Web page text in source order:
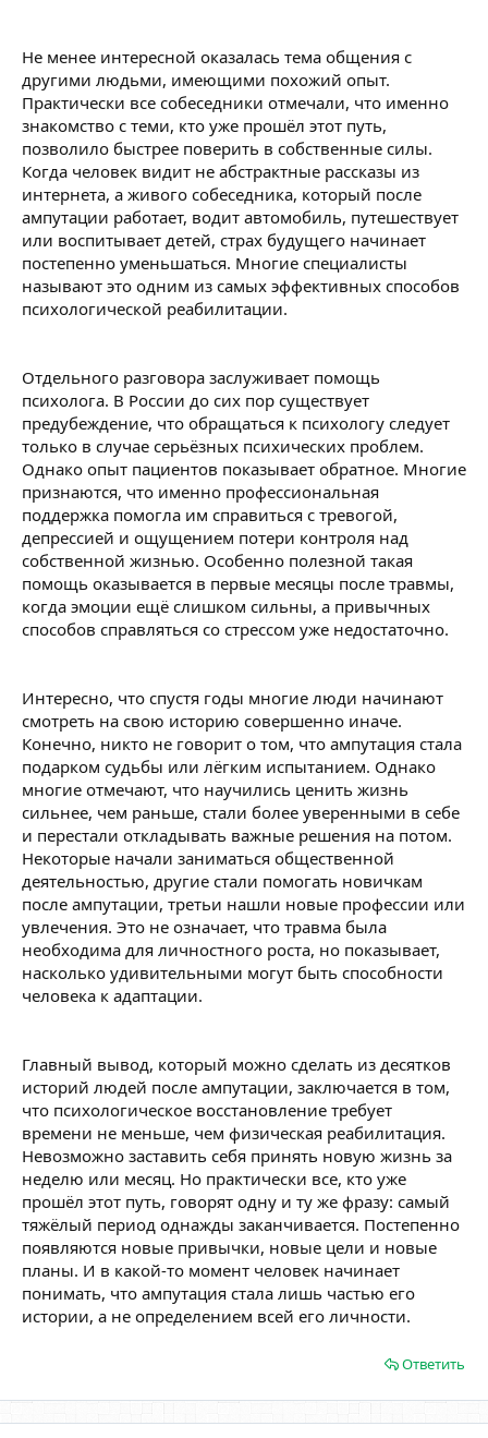
Не менее интересной оказалась тема общения с
другими людьми, имеющими похожий опыт.
Практически все собеседники отмечали, что именно
знакомство с теми, кто уже прошёл этот путь,
позволило быстрее поверить в собственные силы.
Когда человек видит не абстрактные рассказы из
интернета, а живого собеседника, который после
ампутации работает, водит автомобиль, путешествует
или воспитывает детей, страх будущего начинает
постепенно уменьшаться. Многие специалисты
называют это одним из самых эффективных способов
психологической реабилитации.
Отдельного разговора заслуживает помощь
психолога. В России до сих пор существует
предубеждение, что обращаться к психологу следует
только в случае серьёзных психических проблем.
Однако опыт пациентов показывает обратное. Многие
признаются, что именно профессиональная
поддержка помогла им справиться с тревогой,
депрессией и ощущением потери контроля над
собственной жизнью. Особенно полезной такая
помощь оказывается в первые месяцы после травмы,
когда эмоции ещё слишком сильны, а привычных
способов справляться со стрессом уже недостаточно.
Интересно, что спустя годы многие люди начинают
смотреть на свою историю совершенно иначе.
Конечно, никто не говорит о том, что ампутация стала
подарком судьбы или лёгким испытанием. Однако
многие отмечают, что научились ценить жизнь
сильнее, чем раньше, стали более уверенными в себе
и перестали откладывать важные решения на потом.
Некоторые начали заниматься общественной
деятельностью, другие стали помогать новичкам
после ампутации, третьи нашли новые профессии или
увлечения. Это не означает, что травма была
необходима для личностного роста, но показывает,
насколько удивительными могут быть способности
человека к адаптации.
Главный вывод, который можно сделать из десятков
историй людей после ампутации, заключается в том,
что психологическое восстановление требует
времени не меньше, чем физическая реабилитация.
Невозможно заставить себя принять новую жизнь за
неделю или месяц. Но практически все, кто уже
прошёл этот путь, говорят одну и ту же фразу: самый
тяжёлый период однажды заканчивается. Постепенно
появляются новые привычки, новые цели и новые
планы. И в какой-то момент человек начинает
понимать, что ампутация стала лишь частью его
истории, а не определением всей его личности.
Ответить